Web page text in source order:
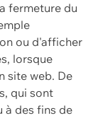
fermeture du
ou d'afficher
lorsque
site web. De
qui sont
à des fins de